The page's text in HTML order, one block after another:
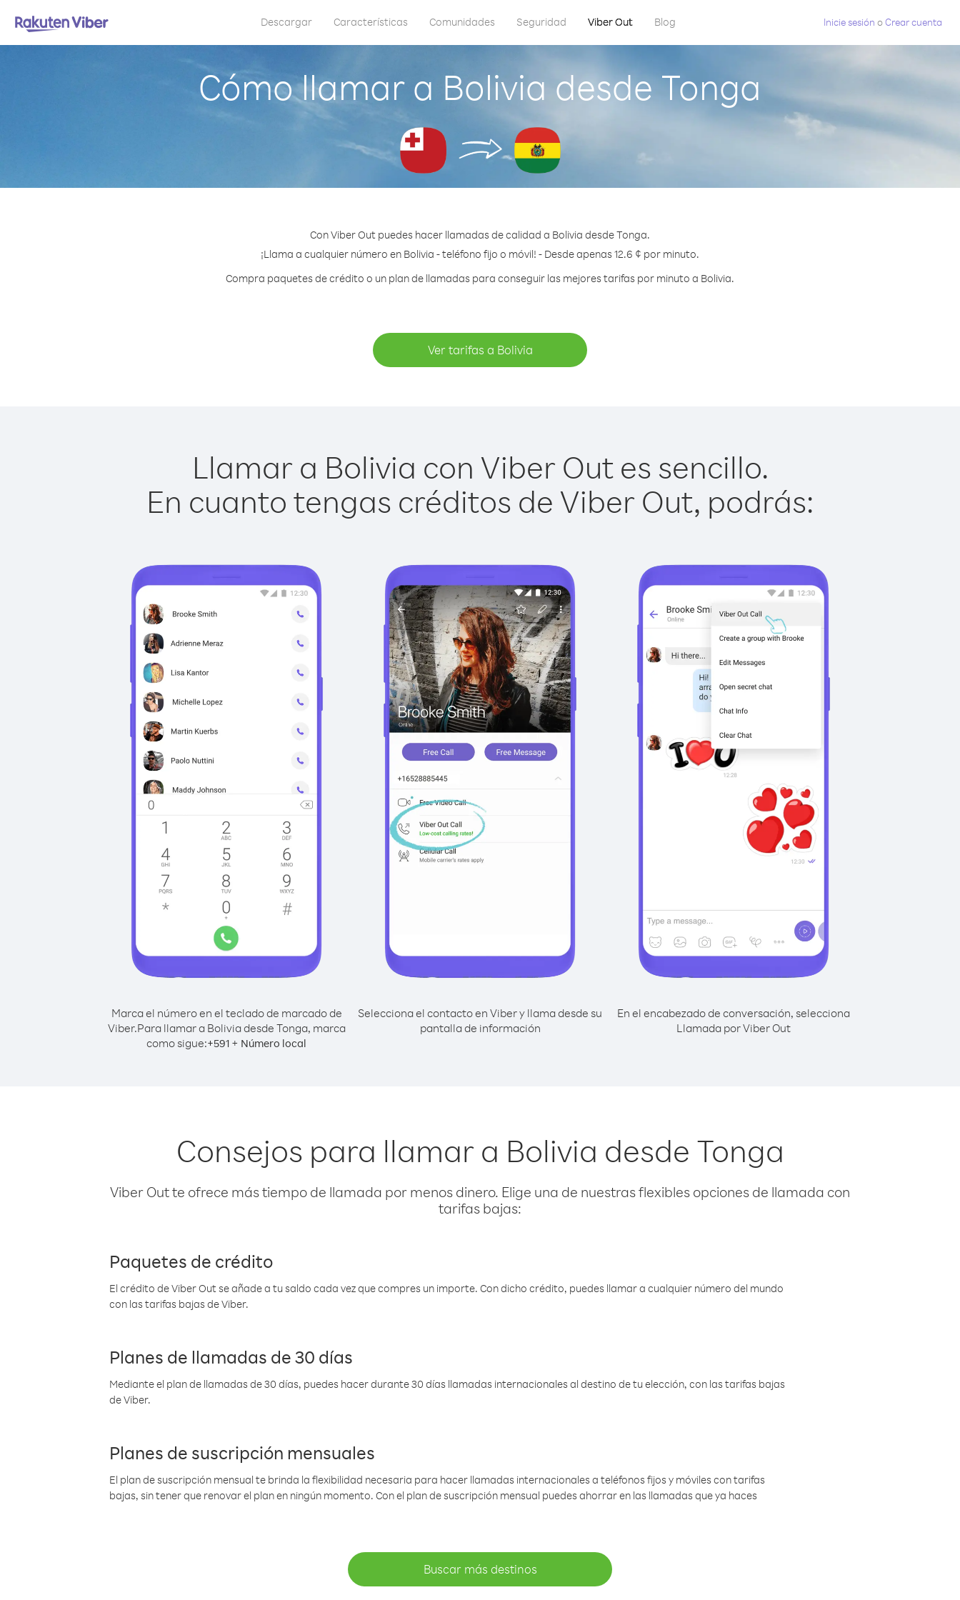
Descargar Características Comunidades Seguridad Viber Out Blog Inicie sesión oCrear cuenta
Cómo llamar a Bolivia desde Tonga
Con Viber Out puedes hacer llamadas de calidad a Bolivia desde Tonga.
¡Llama a cualquier número en Bolivia - teléfono fijo o móvil! - Desde apenas 12.6 ¢ por minuto.
Compra paquetes de crédito o un plan de llamadas para conseguir las mejores tarifas por minuto a Bolivia.
Ver tarifas a Bolivia
Llamar a Bolivia con Viber Out es sencillo.
En cuanto tengas créditos de Viber Out, podrás:
Marca el número en el teclado de marcado de
Viber.Para llamar a Bolivia desde Tonga, marca
como sigue:+591 + Número local
Selecciona el contacto en Viber y llama desde su
pantalla de información
En el encabezado de conversación, selecciona
Llamada por Viber Out
Consejos para llamar a Bolivia desde Tonga
Viber Out te ofrece más tiempo de llamada por menos dinero. Elige una de nuestras flexibles opciones de llamada con
tarifas bajas:
Paquetes de crédito
El crédito de Viber Out se añade a tu saldo cada vez que compres un importe. Con dicho crédito, puedes llamar a cualquier número del mundo
con las tarifas bajas de Viber.
Planes de llamadas de 30 días
Mediante el plan de llamadas de 30 días, puedes hacer durante 30 días llamadas internacionales al destino de tu elección, con las tarifas bajas
de Viber.
Planes de suscripción mensuales
El plan de suscripción mensual te brinda la flexibilidad necesaria para hacer llamadas internacionales a teléfonos fijos y móviles con tarifas
bajas, sin tener que renovar el plan en ningún momento. Con el plan de suscripción mensual puedes ahorrar en las llamadas que ya haces
Buscar más destinos